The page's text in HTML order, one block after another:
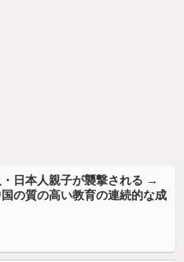
・日本人親子が襲撃される →
の質の高い教育の連続的な成